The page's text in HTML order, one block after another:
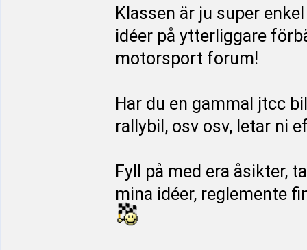
Klassen är ju super
idéer på ytterliggare
motorsport forum!
Har du en gammal jtcc
rallybil, osv osv, letar ni
Fyll på med era åsikter,
mina idéer, reglemente